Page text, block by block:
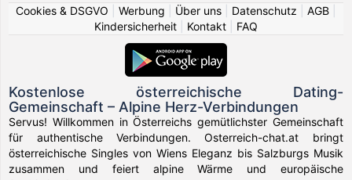
Cookies & DSGVO
Werbung Über uns Datenschutz AGB
Kindersicherheit
Kontakt FAQ
Kostenlose österreichische Dating-
Gemeinschaft – Alpine Herz-Verbindungen
Servus! Willkommen in Österreichs gemütlichster Gemeinschaft
für authentische Verbindungen. Osterreich-chat.at bringt
österreichische Singles von Wiens Eleganz bis Salzburgs Musik
zusammen und feiert alpine Wärme und europäische